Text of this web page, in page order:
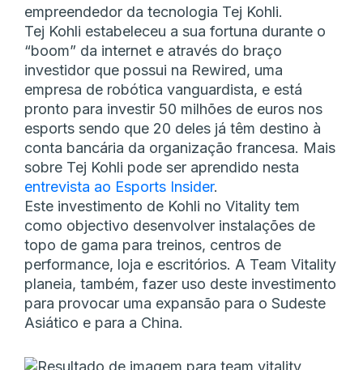
empreendedor da tecnologia Tej Kohli.
Tej Kohli estabeleceu a sua fortuna durante o
“boom” da internet e através do braço
investidor que possui na Rewired, uma
empresa de robótica vanguardista, e está
pronto para investir 50 milhões de euros nos
esports sendo que 20 deles já têm destino à
conta bancária da organização francesa. Mais
sobre Tej Kohli pode ser aprendido nesta
entrevista ao Esports Insider.
Este investimento de Kohli no Vitality tem
como objectivo desenvolver instalações de
topo de gama para treinos, centros de
performance, loja e escritórios. A Team Vitality
planeia, também, fazer uso deste investimento
para provocar uma expansão para o Sudeste
Asiático e para a China.